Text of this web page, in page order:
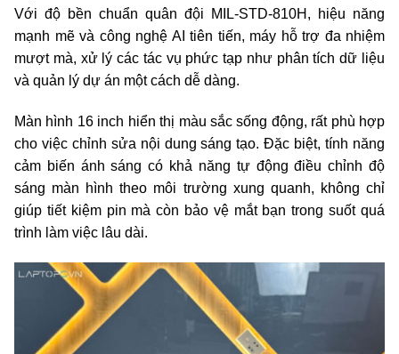
Với độ bền chuẩn quân đội MIL-STD-810H, hiệu năng
mạnh mẽ và công nghệ AI tiên tiến, máy hỗ trợ đa nhiệm
mượt mà, xử lý các tác vụ phức tạp như phân tích dữ liệu
và quản lý dự án một cách dễ dàng.
Màn hình 16 inch hiển thị màu sắc sống động, rất phù hợp
cho việc chỉnh sửa nội dung sáng tạo. Đặc biệt, tính năng
cảm biến ánh sáng có khả năng tự động điều chỉnh độ
sáng màn hình theo môi trường xung quanh, không chỉ
giúp tiết kiệm pin mà còn bảo vệ mắt bạn trong suốt quá
trình làm việc lâu dài.